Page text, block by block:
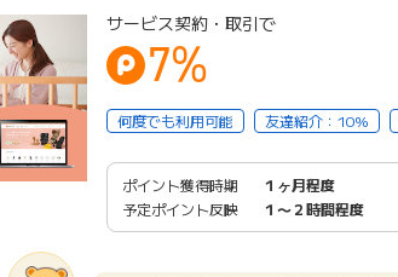
サービス契約・取引で
7%
何度でも利用可能 友達紹介：10%
ポイント獲得時期
１ヶ月程度
予定ポイント反映
１〜２時間程度